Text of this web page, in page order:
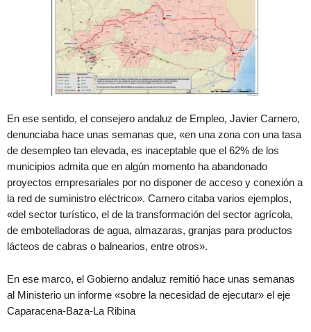
En ese sentido, el consejero andaluz de Empleo, Javier Carnero,
denunciaba hace unas semanas que, «en una zona con una tasa
de desempleo tan elevada, es inaceptable que el 62% de los
municipios admita que en algún momento ha abandonado
proyectos empresariales por no disponer de acceso y conexión a
la red de suministro eléctrico». Carnero citaba varios ejemplos,
«del sector turístico, el de la transformación del sector agrícola,
de embotelladoras de agua, almazaras, granjas para productos
lácteos de cabras o balnearios, entre otros».
En ese marco, el Gobierno andaluz remitió hace unas semanas
al Ministerio un informe «sobre la necesidad de ejecutar» el eje
Caparacena-Baza-La Ribina